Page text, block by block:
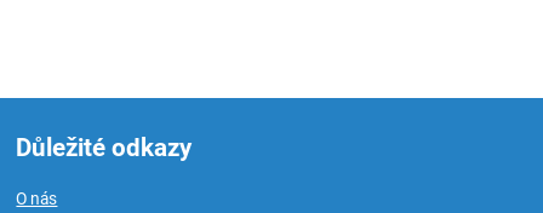
Důležité odkazy
O nás